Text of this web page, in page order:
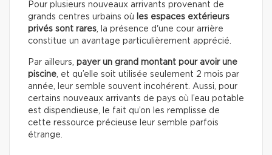
Pour plusieurs nouveaux arrivants provenant de
grands centres urbains où
les espaces extérieurs
privés sont rares, la présence d'une cour arrière
constitue un avantage particulièrement apprécié.
Par ailleurs, payer un grand montant pour avoir une
piscine, et qu’elle soit utilisée seulement 2 mois par
année, leur semble souvent incohérent. Aussi, pour
certains nouveaux arrivants de pays où l’eau potable
est dispendieuse, le fait qu’on les remplisse de
cette ressource précieuse leur semble parfois
étrange.